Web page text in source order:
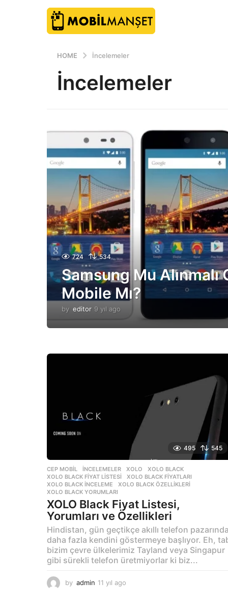
HOME İncelemeler
İncelemeler
724 534
Samsung Mu Alınmalı
Mobile Mı?
by editor 9 yıl ago
y
495 545
CEP MOBIL ,İNCELEMELER XOLO ,XOLO BLACK
XOLO BLACK FIYAT LISTESI
,XOLO BLACK FIYATLARI
XOLO BLACK INCELEME
,XOLO BLACK ÖZELLIKLERI
XOLO BLACK YORUMLARI
XOLO Black Fiyat Listesi,
Yorumları ve Özellikleri
Hindistan, gün geçtikçe akıllı telefon pazarında
daha fazla kendini göstermeye başlıyor. Eh,
bizim çevre ülkelerimiz Tayland veya Singapur
gibi sürekli telefon üretmiyorlar ki biz...
by admin 11 yıl ago